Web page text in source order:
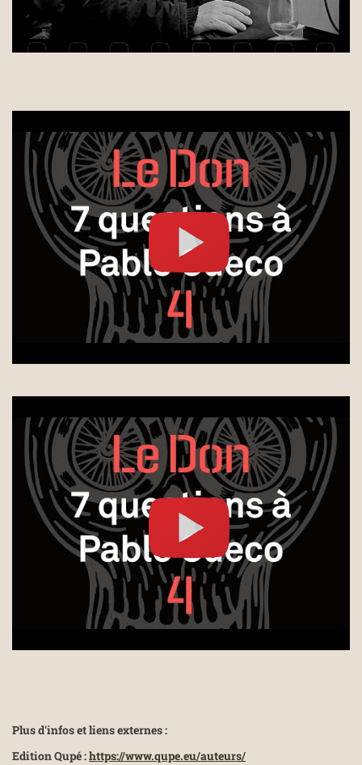
Plus d'infos et liens externes :
Edition Qupé :https://www.qupe.eu/auteurs/